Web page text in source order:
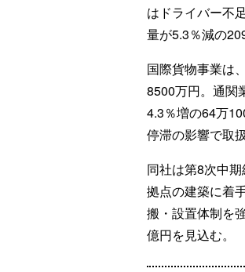
はドライバー不
量が5.3％減の
国際貨物事業は
8500万円。通関
4.3％増の64万
停滞の影響で取
同社は第8次中
拠点の建築に着
搬・設置体制を
億円を見込む。